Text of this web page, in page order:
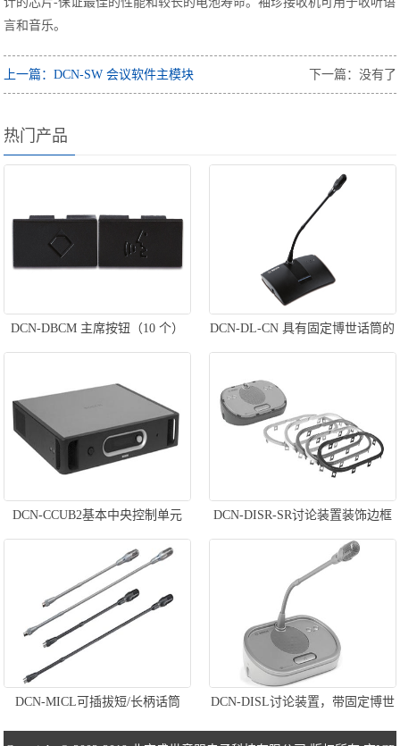
言和音乐。
上一篇：DCN-SW 会议软件主模块 下一篇：没有了
热门产品
DCN-DBCM 主席按钮（10 个） DCN-DL-CN 具有固定博世话筒的
基本代表机
DCN-CCUB2基本中央控制单元 DCN-DISR-SR讨论装置装饰边框
DCN-MICL可插拔短/长柄话筒 DCN-DISL讨论装置，带固定博世
话筒